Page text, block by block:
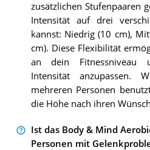
zusätzlichen Stufenpaaren
Intensität auf drei
kannst: Niedrig (10 cm),
cm). Diese Flexibilität
an dein Fitnessniveau
Intensität anzupassen.
mehreren Personen
die Höhe nach ihren
Ist das Body & Mind
Personen mit